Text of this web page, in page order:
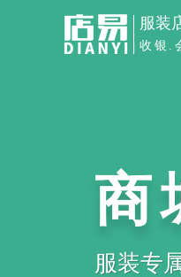
服装
收银.
商
服装专